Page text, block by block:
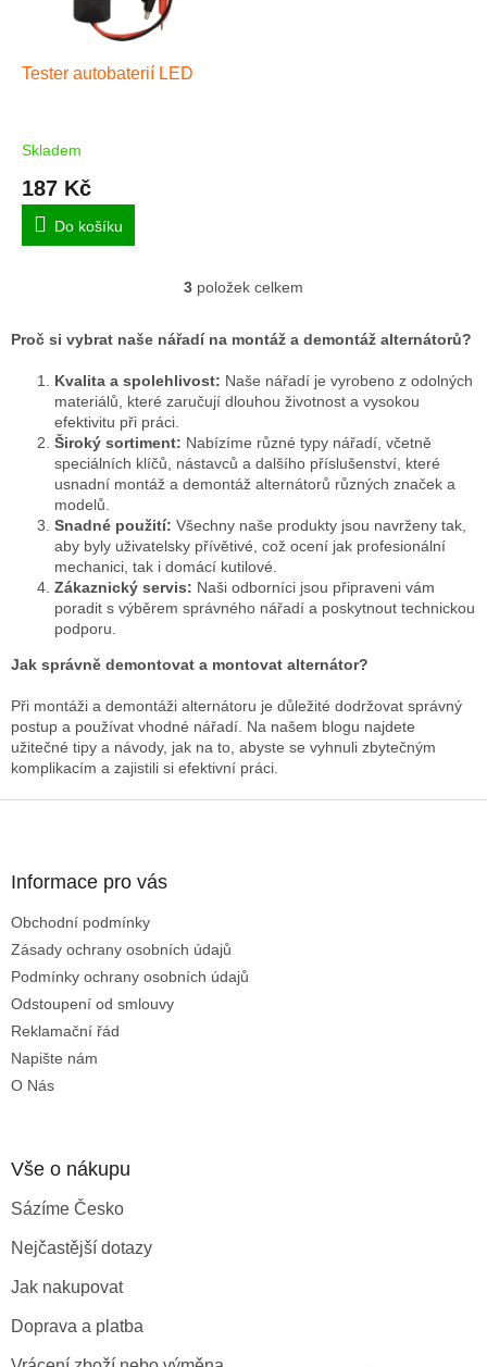
Tester autobaterií LED
Skladem
187 Kč
Do košíku
O
l
d
a
í
p
r
k
y
v
ý
p
u
3 položek celkem
Proč si vybrat naše nářadí na montáž a demontáž alternátorů?
Kvalita a spolehlivost: Naše nářadí je vyrobeno z odolných
materiálů, které zaručují dlouhou životnost a vysokou
efektivitu při práci.
Široký sortiment: Nabízíme různé typy nářadí, včetně
speciálních klíčů, nástavců a dalšího příslušenství, které
usnadní montáž a demontáž alternátorů různých značek a
modelů.
Snadné použití: Všechny naše produkty jsou navrženy tak,
aby byly uživatelsky přívětivé, což ocení jak profesionální
mechanici, tak i domácí kutilové.
Zákaznický servis: Naši odborníci jsou připraveni vám
poradit s výběrem správného nářadí a poskytnout technickou
podporu.
Jak správně demontovat a montovat alternátor?
Při montáži a demontáži alternátoru je důležité dodržovat správný
postup a používat vhodné nářadí. Na našem blogu najdete
užitečné tipy a návody, jak na to, abyste se vyhnuli zbytečným
komplikacím a zajistili si efektivní práci.
Informace pro vás
Obchodní podmínky
Zásady ochrany osobních údajů
Podmínky ochrany osobních údajů
Odstoupení od smlouvy
Reklamační řád
Napište nám
O Nás
Vše o nákupu
Sázíme Česko
Nejčastější dotazy
Jak nakupovat
Doprava a platba